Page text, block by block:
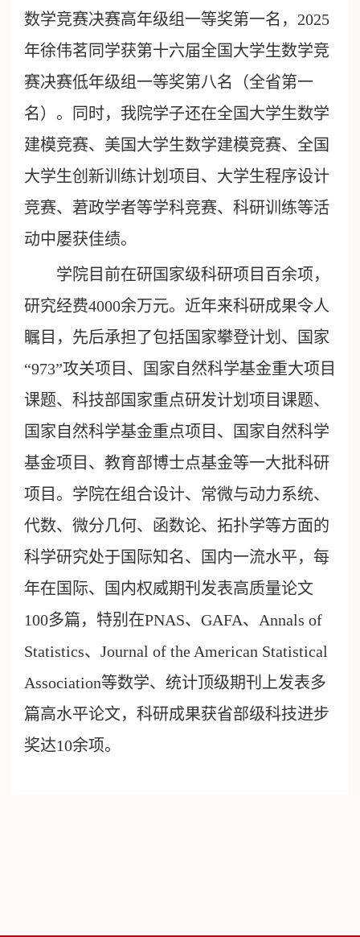
数学竞赛决赛高年级组一等奖第一名，2025
年徐伟茗同学获第十六届全国大学生数学竞
赛决赛低年级组一等奖第八名（全省第一
名） 。同时，我院学子还在全国大学生数学
建模竞赛、美国大学生数学建模竞赛、全国
大学生创新训练计划项目、大学生程序设计
竞赛、莙政学者等学科竞赛、科研训练等活
动中屡获佳绩。
学院目前在研国家级科研项目百余项，
研究经费4000余万元。近年来科研成果令人
瞩目，先后承担了包括国家攀登计划、国家
“973”攻关项目、国家自然科学基金重大项目
课题、科技部国家重点研发计划项目课题、
国家自然科学基金重点项目、国家自然科学
基金项目、教育部博士点基金等一大批科研
项目。学院在组合设计、常微与动力系统、
代数、微分几何、函数论、拓扑学等方面的
科学研究处于国际知名、国内一流水平，每
年在国际、国内权威期刊发表高质量论文
100多篇，特别在PNAS、GAFA、Annals of
Statistics、Journal of the American Statistical
Association等数学、统计顶级期刊上发表多
篇高水平论文，科研成果获省部级科技进步
奖达10余项。